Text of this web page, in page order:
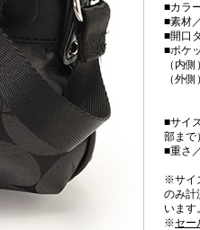
■カラ
■素材
■開口
■ポケ
（内
（外
■サイ
部まで
■重さ
※サイ
のみ計
います
※セー